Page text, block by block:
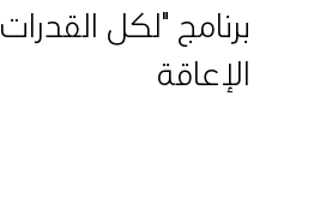
برنامج "لكل
الإعاقة